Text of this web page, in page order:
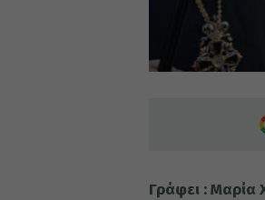
Γράφει : Μαρία